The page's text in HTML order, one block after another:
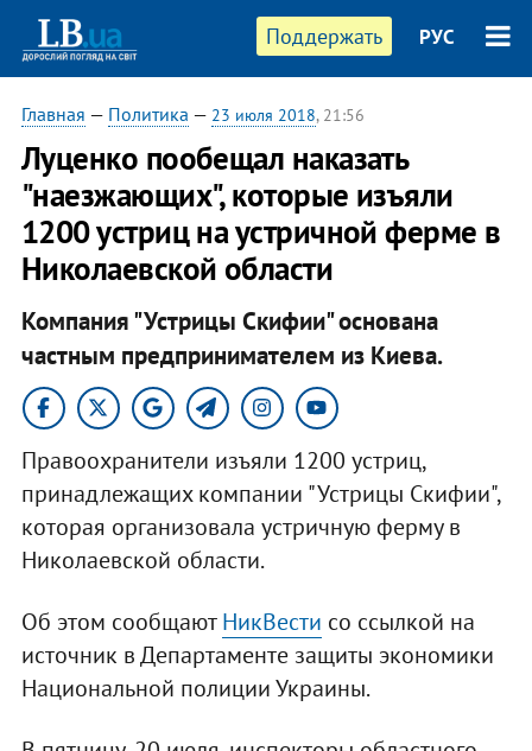
Поддержать РУС
Главная — Политика — 23 июля 2018, 21:56
Луценко пообещал наказать
"наезжающих", которые изъяли
1200 устриц на устричной ферме в
Николаевской области
Компания "Устрицы Скифии" основана
частным предпринимателем из Киева.
Правоохранители изъяли 1200 устриц,
принадлежащих компании "Устрицы Скифии",
которая организовала устричную ферму в
Николаевской области.
Об этом сообщаютНикВести со ссылкой на
источник в Департаменте защиты экономики
Национальной полиции Украины.